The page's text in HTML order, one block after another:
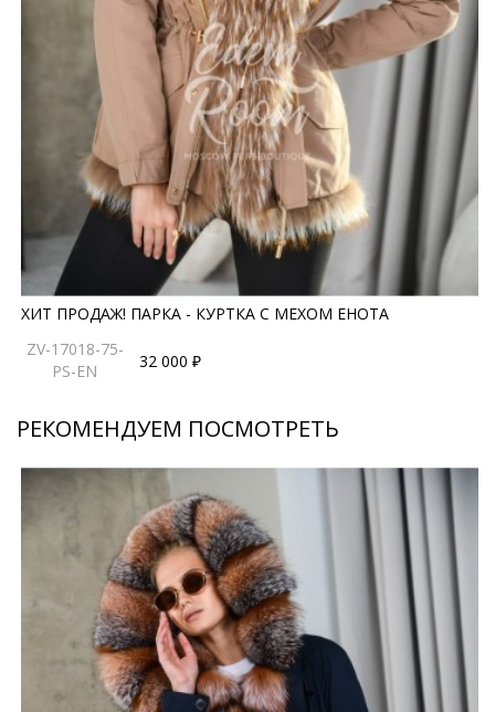
ХИТ ПРОДАЖ! ПАРКА - КУРТКА С МЕХОМ ЕНОТА
ZV-17018-75-
PS-EN
32 000 ₽
РЕКОМЕНДУЕМ ПОСМОТРЕТЬ